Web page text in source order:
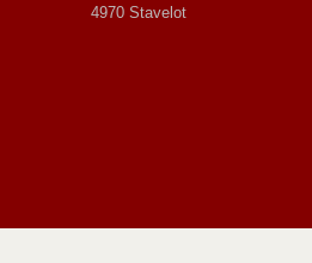
4970 Stavelot